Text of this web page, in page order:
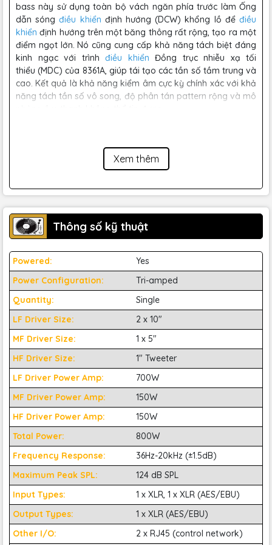
bass này sử dụng toàn bộ vách ngăn phía trước làm Ống
dẫn sóngđiều khiển định hướng (DCW) khổng lồ đểđiều
khiển định hướng trên một băng thông rất rộng, tạo ra một
điểm ngọt lớn. Nó cũng cung cấp khả năng tách biệt đáng
kinh ngạc với trình điều khiển Đồng trục nhiễu xạ tối
thiểu (MDC) của 8361A, giúp tái tạo các tần số tầm trung và
cao. Kết quả là khả năng kiểm âm cực kỳ chính xác với khả
năng tách tần số vô song, độ phân tán pattern rộng và mô
3.Smart Active Monitor(
cung cấp khả năng kiểm âm
Xem thêm
Thông số kỹ thuật
Powered:
Yes
Power Configuration:
Tri-amped
Quantity:
Single
LF Driver Size:
2 x 10"
MF Driver Size:
1 x 5"
HF Driver Size:
1" Tweeter
LF Driver Power Amp:
700W
MF Driver Power Amp:
150W
HF Driver Power Amp:
150W
Total Power:
800W
Frequency Response:
36Hz-20kHz (±1.5dB)
Maximum Peak SPL:
124 dB SPL
Input Types:
1 x XLR, 1 x XLR (AES/EBU)
Output Types:
1 x XLR (AES/EBU)
Other I/O:
2 x RJ45 (control network)